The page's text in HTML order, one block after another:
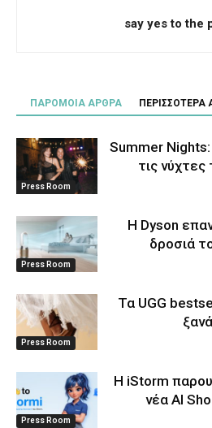
say yes to the
ΠΑΡΟΜΟΙΑ ΑΡΘΡΑ
Press Room
Summer
τις νύχτες
Press Room
Η Dyson
δροσιά
Press Room
Τα UGG
Press Room
Η iStorm
νέα AI